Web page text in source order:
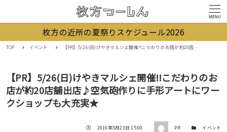
MENU
枚方の近所の夏祭りスケジュール2026
TOP イベント 【PR】5/26(日)けやきマルシェ開催!!こだわりのお店が約20店舗出店♪空気砲作りに手形アートにワークショップも大充実★
【PR】5/26(日)けやきマルシェ開催!!こだわりのお
店が約20店舗出店♪空気砲作りに手形アートにワー
クショップも大充実★
投稿日
2019年5月23日 15:00 著者 PR カテゴリー
イベント